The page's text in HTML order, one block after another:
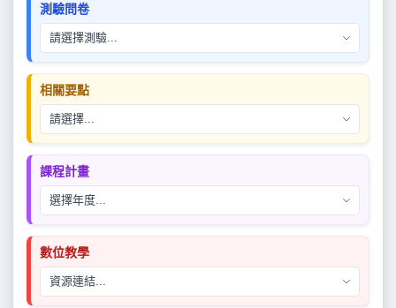
測驗問卷
相關要點
課程計畫
數位教學